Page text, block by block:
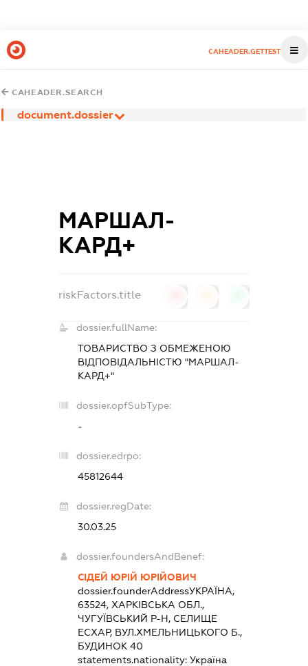
CAHEADER.GETTEST
CAHEADER.SEARCH
document.dossier
МАРШАЛ-
КАРД+
riskFactors.title
dossier.fullName:
ТОВАРИСТВО З ОБМЕЖЕНОЮ
ВІДПОВІДАЛЬНІСТЮ "МАРШАЛ-
КАРД+"
dossier.opfSubType:
-
dossier.edrpo:
45812644
dossier.regDate:
30.03.25
dossier.foundersAndBenef:
СІДЕЙ ЮРІЙ ЮРІЙОВИЧ
dossier.founderAddressУКРАЇНА,
63524, ХАРКІВСЬКА ОБЛ.,
ЧУГУЇВСЬКИЙ Р-Н, СЕЛИЩЕ
ЕСХАР, ВУЛ.ХМЕЛЬНИЦЬКОГО Б.,
БУДИНОК 40
statements.nationality: Україна